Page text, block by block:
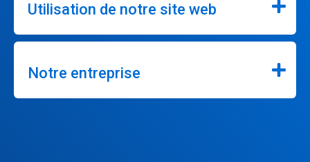
Utilisation de notre site web
Notre entreprise